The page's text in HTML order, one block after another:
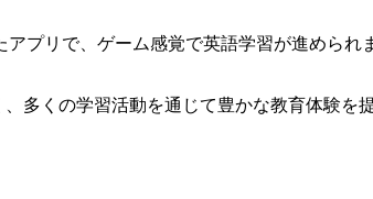
アプリで、ゲーム感覚で英語学習が進められ
多くの学習活動を通じて豊かな教育体験を